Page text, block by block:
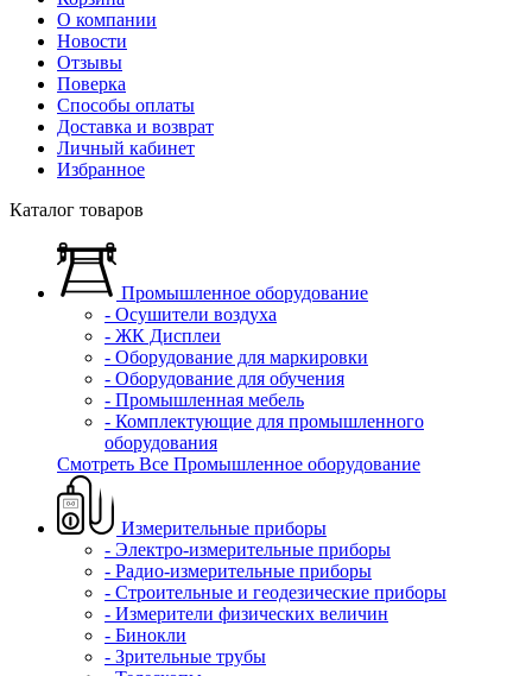
О компании
Новости
Отзывы
Поверка
Способы оплаты
Доставка и возврат
Личный кабинет
Избранное
Каталог товаров
Промышленное оборудование
- Осушители воздуха
- ЖК Дисплеи
- Оборудование для маркировки
- Оборудование для обучения
- Промышленная мебель
- Комплектующие для промышленного
оборудования
Смотреть Все Промышленное оборудование
Измерительные приборы
- Электро-измерительные приборы
- Радио-измерительные приборы
- Строительные и геодезические приборы
- Измерители физических величин
- Бинокли
- Зрительные трубы